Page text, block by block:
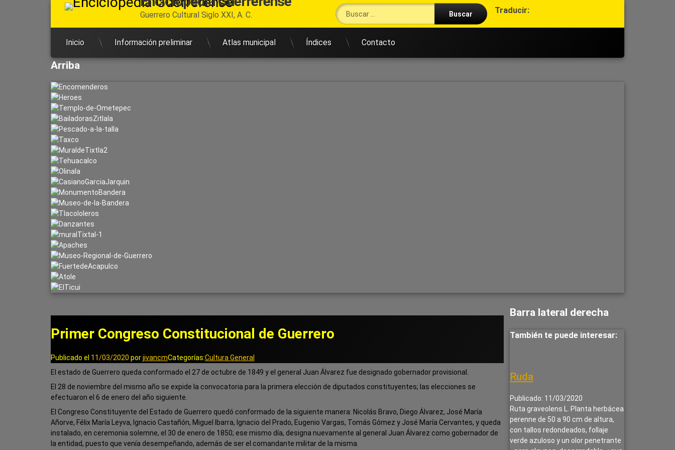
contenido
Guerrero Cultural Siglo XXI, A. C.
Buscar: Traducir:
Inicio Información preliminar Atlas municipal Índices Contacto
Arriba
Primer Congreso Constitucional de Guerrero
Publicado el 11/03/2020 porjivancmCategorías:Cultura General
El estado de Guerrero queda conformado el 27 de octubre de 1849 y el general Juan Álvarez fue designado gobernador provisional.
El 28 de noviembre del mismo año se expide la convocatoria para la primera elección de diputados constituyentes; las elecciones se
efectuaron el 6 de enero del año siguiente.
El Congreso Constituyente del Estado de Guerrero quedó conformado de la siguiente manera: Nicolás Bravo, Diego Álvarez, José María
Añorve, Félix María Leyva, Ignacio Castañón, Miguel Ibarra, Ignacio del Prado, Eugenio Vargas, Tomás Gómez y José María Cervantes, y queda
instalado, en ceremonia solemne, el 30 de enero de 1850; ese mismo día, designa nuevamente al general Juan Álvarez como gobernador de
la entidad, puesto que venía desempeñando, además de ser el comandante militar de la misma.
Barra lateral derecha
También te puede interesar:
Ruda
Publicado: 11/03/2020
Ruta graveolens L. Planta herbácea
perenne de 50 a 90 cm de altura,
con tallos redondeados, follaje
verde azuloso y un olor penetrante